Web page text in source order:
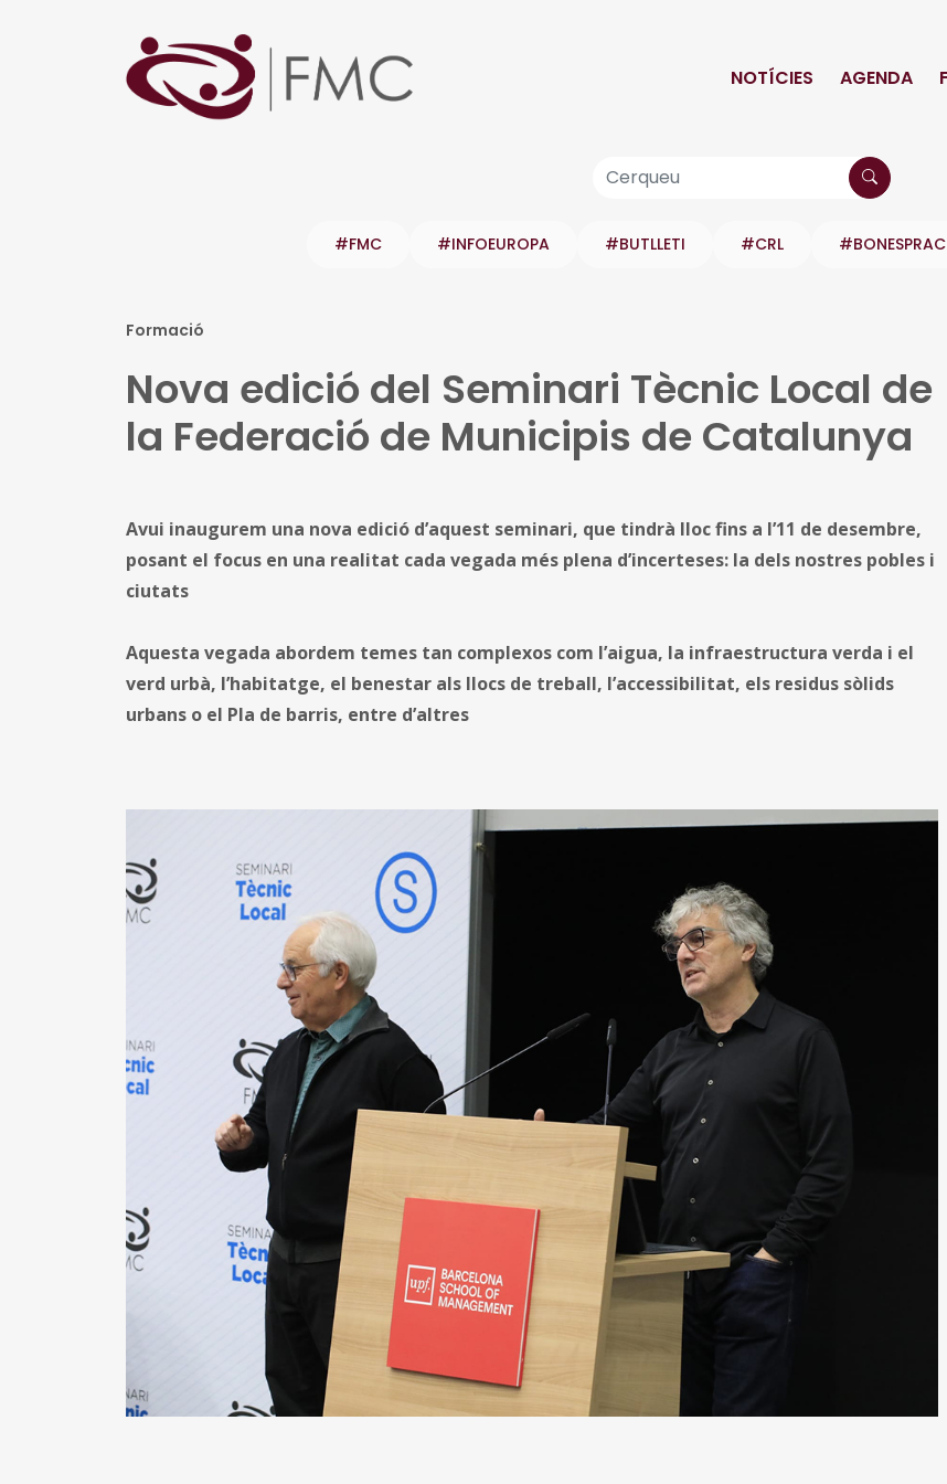
NOTÍCIES AGENDA
#FMC #INFOEUROPA #BUTLLETI #CRL
Formació
Nova edició del Seminari Tècnic Local de
la Federació de Municipis de Catalunya
Avui inaugurem una nova edició d’aquest seminari, que tindrà lloc fins a l’11 de desembre,
posant el focus en una realitat cada vegada més plena d’incerteses: la dels nostres pobles i
ciutats
Aquesta vegada abordem temes tan complexos com l’aigua, la infraestructura verda i el
verd urbà, l’habitatge, el benestar als llocs de treball, l’accessibilitat, els residus sòlids
urbans o el Pla de barris, entre d’altres